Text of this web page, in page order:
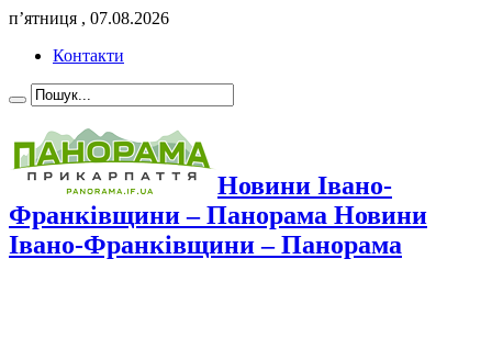
п’ятниця , 07.08.2026
Контакти
Новини Івано-
Франківщини – Панорама Новини
Івано-Франківщини – Панорама